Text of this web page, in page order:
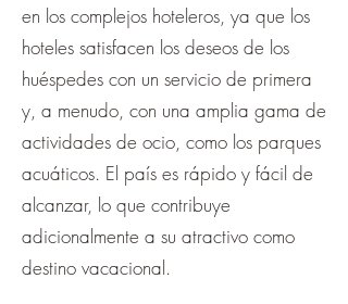
en los complejos hoteleros, ya que los
hoteles satisfacen los deseos de los
huéspedes con un servicio de primera
y, a menudo, con una amplia gama de
actividades de ocio, como los parques
acuáticos. El país es rápido y fácil de
alcanzar, lo que contribuye
adicionalmente a su atractivo como
destino vacacional.